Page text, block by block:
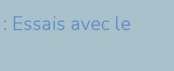
Essais avec le